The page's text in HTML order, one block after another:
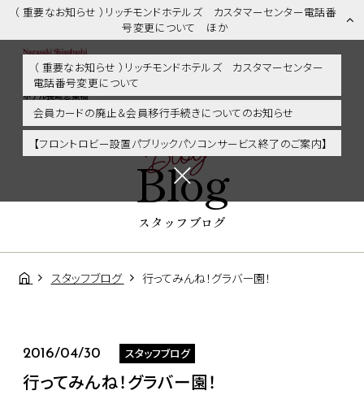
（ 重要なお知らせ ）リッチモンドホテルズ カスタマーセンター電話番
号変更について ほか
（ 重要なお知らせ ）リッチモンドホテルズ カスタマーセンター
電話番号変更について
会員カードの廃止＆会員移行手続きについてのお知らせ
【フロントロビー設置パブリックパソコンサービス終了のご案内】
スタッフブログ | 長崎市内・観光・グルメに好アクセス！リッチモンド
ホテル長崎思案橋
Blog
Blog
スタッフブログ
スタッフブログ 行ってみんね！グラバー園！
2016/04/30 スタッフブログ
行ってみんね！グラバー園！